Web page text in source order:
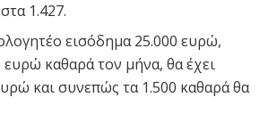
1.427.
εισόδημα 25.000 ευρώ,
καθαρά τον μήνα, θα έχει
και συνεπώς τα 1.500 καθαρά θα